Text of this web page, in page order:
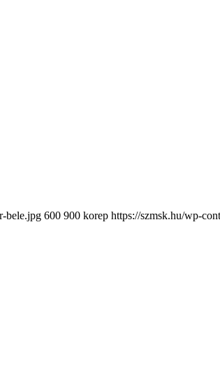
bele.jpg 600 900 korep https://szmsk.hu/wp-